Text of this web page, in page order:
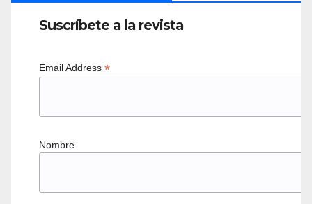
Suscríbete a la revista
Email Address *
Nombre